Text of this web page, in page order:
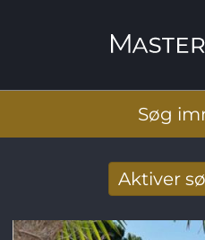
Søg
Aktiver